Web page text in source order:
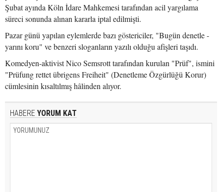
Şubat ayında Köln İdare Mahkemesi tarafından acil yargılama
süreci sonunda alınan kararla iptal edilmişti.
Pazar günü yapılan eylemlerde bazı göstericiler, "Bugün denetle -
yarını koru" ve benzeri sloganların yazılı olduğu afişleri taşıdı.
Komedyen-aktivist Nico Semsrott tarafından kurulan "Prüf", ismini
"Prüfung rettet übrigens Freiheit" (Denetleme Özgürlüğü Korur)
cümlesinin kısaltılmış hâlinden alıyor.
HABERE YORUM KAT